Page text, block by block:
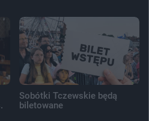
Sobótki Tczewskie będą
biletowane